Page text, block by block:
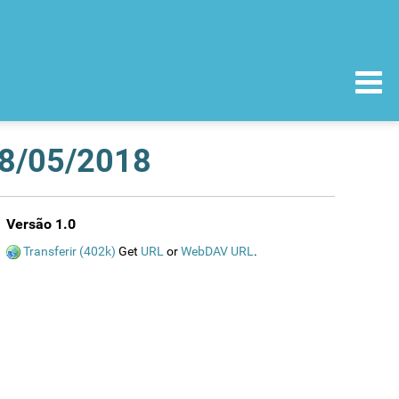
05/2018
Versão 1.0
Transferir (402k) Get URL orWebDAV URL .